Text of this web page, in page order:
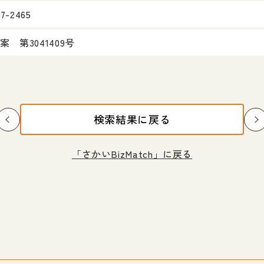
2465
第3041409号
検索結果に戻る
「さかいBizMatch」に戻る